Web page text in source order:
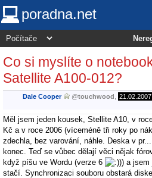
poradna.net
Co si myslíte o
Satellite A100-012?
Dale Cooper @touchwood 21.02.2007
Měl jsem jeden kousek, Stellite A10, v
Kč a v roce 2006 (víceméně tři roky po
zdechla, bez varování, náhle. Deska v
konec. Teď se vůbec dělají věci nějak
když píšu ve Wordu (verze 6
) a jsem
stačí. Synchronizaci souboru obstará